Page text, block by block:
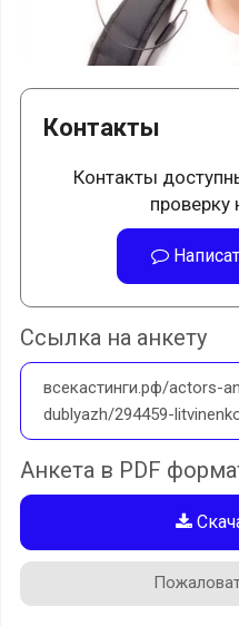
Контакты
Контакты
проверку
Ссылка на анкету
всекастинги.рф/actors-
dublyazh/294459-
Анкета в PDF